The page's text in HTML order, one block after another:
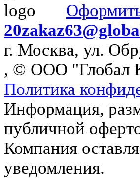
20
г. Москва, ул.
, © ООО "Глобал
Политика
Информация,
публичной
Компания
уведомления.